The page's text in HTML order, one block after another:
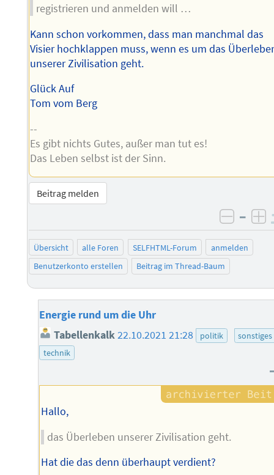
registrieren und anmelden will …
Kann schon vorkommen, dass man manchmal das
Visier hochklappen muss, wenn es um das
unserer Zivilisation geht.
Glück Auf
Tom vom Berg
--
Es gibt nichts Gutes, außer man tut es!
Das Leben selbst ist der Sinn.
Beitrag melden
–
Übersicht alle Foren SELFHTML-Forum
anmelden
Benutzerkonto erstellen
Beitrag im Thread-Baum
Energie rund um die Uhr
Tabellenkalk22.10.2021 21:28 politik
sonstiges
technik
Hallo,
das Überleben unserer Zivilisation geht.
Hat die das denn überhaupt verdient?